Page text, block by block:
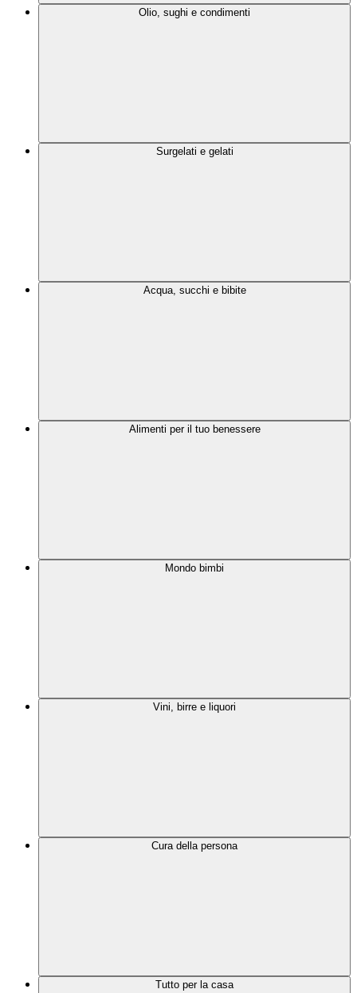
Olio, sughi e condimenti
Surgelati e gelati
Acqua, succhi e bibite
Alimenti per il tuo benessere
Mondo bimbi
Vini, birre e liquori
Cura della persona
Tutto per la casa